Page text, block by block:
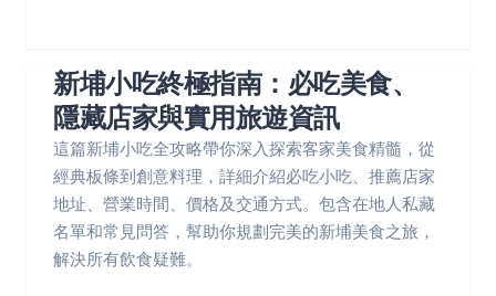
新埔小吃終極指南：必吃美食、
隱藏店家與實用旅遊資訊
這篇新埔小吃全攻略帶你深入探索客家美食精髓，從
經典板條到創意料理，詳細介紹必吃小吃、推薦店家
地址、營業時間、價格及交通方式。包含在地人私藏
名單和常見問答，幫助你規劃完美的新埔美食之旅，
解決所有飲食疑難。